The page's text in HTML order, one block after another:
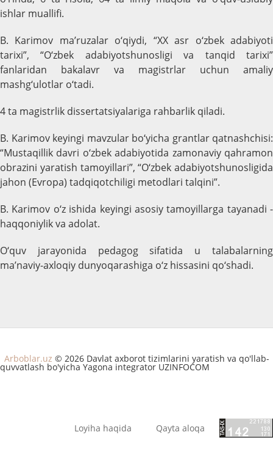
ishlar muallifi.
B. Karimov ma’ruzalar o‘qiydi, “XX asr o‘zbek adabiyoti
tarixi”, “O‘zbek adabiyotshunosligi va tanqid tarixi”
fanlaridan bakalavr va magistrlar uchun amaliy
mashg‘ulotlar o‘tadi.
4 ta magistrlik dissertatsiyalariga rahbarlik qiladi.
B. Karimov keyingi mavzular bo‘yicha grantlar qatnashchisi:
“Mustaqillik davri o‘zbek adabiyotida zamonaviy qahramon
obrazini yaratish tamoyillari”, “O‘zbek adabiyotshunosligida
jahon (Evropa) tadqiqotchiligi metodlari talqini”.
B. Karimov o‘z ishida keyingi asosiy tamoyillarga tayanadi -
haqqoniylik va adolat.
O‘quv jarayonida pedagog sifatida u talabalarning
ma’naviy-axloqiy dunyoqarashiga o‘z hissasini qo‘shadi.
Arboblar.uz © 2026 Davlat axborot tizimlarini yaratish va qo'llab-
quvvatlash bo'yicha Yagona integrator UZINFOCOM
Loyiha haqida Qayta aloqa